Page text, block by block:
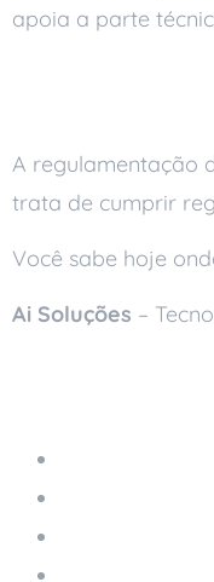
apoia a parte
A regulamentação
trata de cumprir
Você sabe hoje
Ai Soluções –